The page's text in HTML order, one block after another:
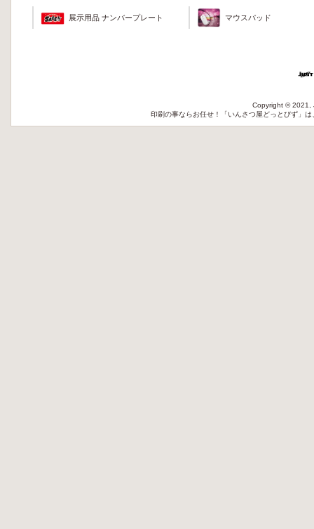
展示用品 ナンバープレート マウスパッド
Copyright © 2021,
印刷の事ならお任せ！「いんさつ屋どっとびず」は